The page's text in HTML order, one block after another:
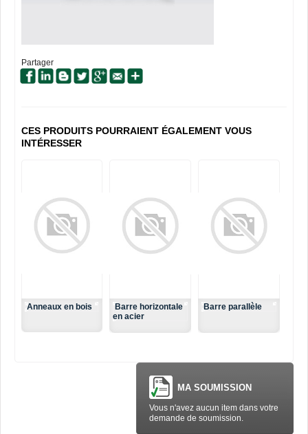
Partager
CES PRODUITS POURRAIENT ÉGALEMENT VOUS
INTÉRESSER
Anneaux en bois
Barre horizontale
en acier
Barre parallèle
MA SOUMISSION
Vous n'avez aucun item dans votre
demande de soumission.